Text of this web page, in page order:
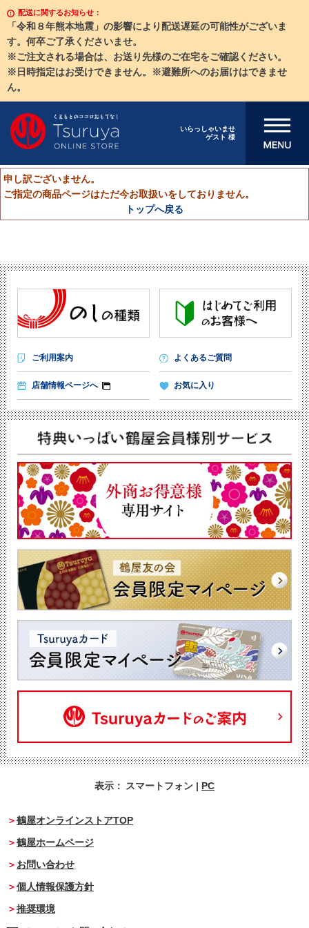
配送に関するお知らせ：
「令和８年熊本地震」の影響により配送遅延の可能性がございま
す。何卒ご了承くださいませ。
※ご注文される場合は、お送り先様のご在宅をご確認ください。
※日時指定はお受けできません。※避難所へのお届けはできませ
ん。
いらっしゃいませ
ゲスト 様
メニューを開
申し訳ございません。
ご指定の商品ページはただ今お取扱いをしておりません。
トップへ戻る
ご利用案内 よくあるご質問
店舗情報ページへ お気に入り
表示： スマートフォン | PC
鶴屋オンラインストアTOP
鶴屋ホームページ
お問い合わせ
個人情報保護方針
推奨環境